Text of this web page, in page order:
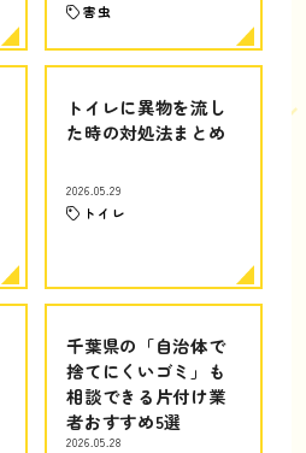
害虫
トイレに異物を流し
た時の対処法まとめ
2026.05.29
トイレ
千葉県の「自治体で
捨てにくいゴミ」も
相談できる片付け業
者おすすめ5選
2026.05.28